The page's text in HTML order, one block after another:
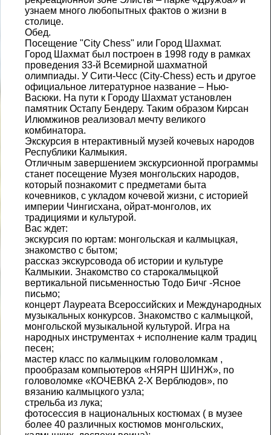
узнаем много любопытных фактов о жизни в
столице.
Обед.
Посещение "City Chess" или Город Шахмат.
Город Шахмат был построен в 1998 году в рамках
проведения 33-й Всемирной шахматной
олимпиады. У Сити-Чесс (City-Chess) есть и другое
официальное литературное название – Нью-
Васюки. На пути к Городу Шахмат установлен
памятник Остапу Бендеру. Таким образом Кирсан
Илюмжинов реализовал мечту великого
комбинатора.
Экскурсия в нтерактивный музей кочевых народов
Республики Калмыкия.
Отличным завершением экскурсионной программы
станет посещение Музея монгольских народов,
который познакомит с предметами быта
кочевников, с укладом кочевой жизни, с историей
империи Чингисхана, ойрат-монголов, их
традициями и культурой.
Вас ждет:
экскурсия по юртам: монгольская и калмыцкая,
знакомство с бытом;
рассказ экскурсовода об истории и культуре
Калмыкии. Знакомство со старокалмыцкой
вертикальной письменностью Тодо Бичг -Ясное
письмо;
концерт Лауреата Всероссийских и Международных
музыкальных конкурсов. Знакомство с калмыцкой,
монгольской музыкальной культурой. Игра на
народных инструментах + исполнение калм традиц
песен;
мастер класс по калмыцким головоломкам ,
прообразам компьютеров «НЯРН ШИНЖ», по
головоломке «КОЧЕВКА 2-Х Верблюдов», по
вязанию калмыцкого узла;
стрельба из лука;
фотосессия в национальных костюмах ( в музее
более 40 различных костюмов монгольских,